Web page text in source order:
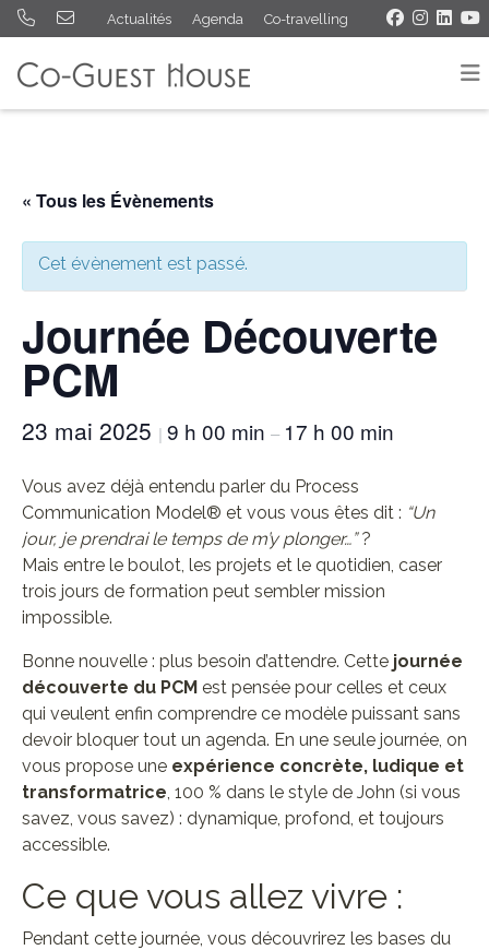
Actualités Agenda Co-travelling
« Tous les Évènements
Cet évènement est passé.
Journée Découverte
PCM
23 mai 2025 | 9 h 00 min – 17 h 00 min
Vous avez déjà entendu parler du Process
Communication Model® et vous vous êtes dit : “Un
jour, je prendrai le temps de m’y plonger…”?
Mais entre le boulot, les projets et le quotidien, caser
trois jours de formation peut sembler mission
impossible.
Bonne nouvelle : plus besoin d’attendre. Cette journée
découverte du PCM est pensée pour celles et ceux
qui veulent enfin comprendre ce modèle puissant sans
devoir bloquer tout un agenda. En une seule journée, on
vous propose une expérience concrète, ludique et
transformatrice, 100 % dans le style de John (si vous
savez, vous savez) : dynamique, profond, et toujours
accessible.
Ce que vous allez vivre :
Pendant cette journée, vous découvrirez les bases du